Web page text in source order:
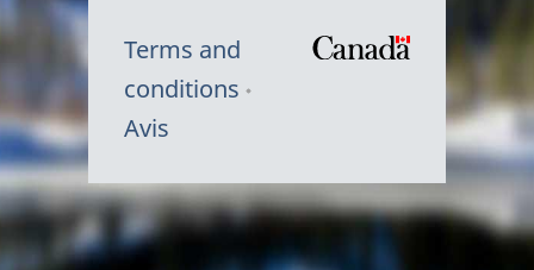
Terms and
conditions
Avis
Symbole
du
Canada